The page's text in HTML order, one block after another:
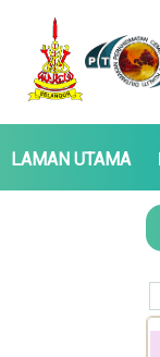
LAMAN UTAMA